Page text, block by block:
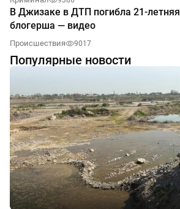
В Джизаке в ДТП погибла 21-летняя
блогерша — видео
Происшествия 9017
Популярные новости